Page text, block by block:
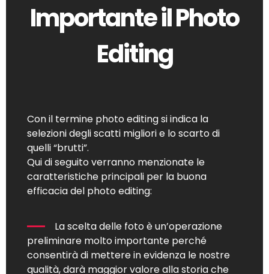
Importante il Photo
Editing
Con il termine photo editing si indica la
selezioni degli scatti migliori e lo scarto di
quelli “brutti”.
Qui di seguito verranno menzionate le
caratteristiche principali per la buona
efficacia del photo editing:
La scelta delle foto è un’operazione
preliminare molto importante perché
consentirà di mettere in evidenza le nostre
qualità, darà maggior valore alla storia che